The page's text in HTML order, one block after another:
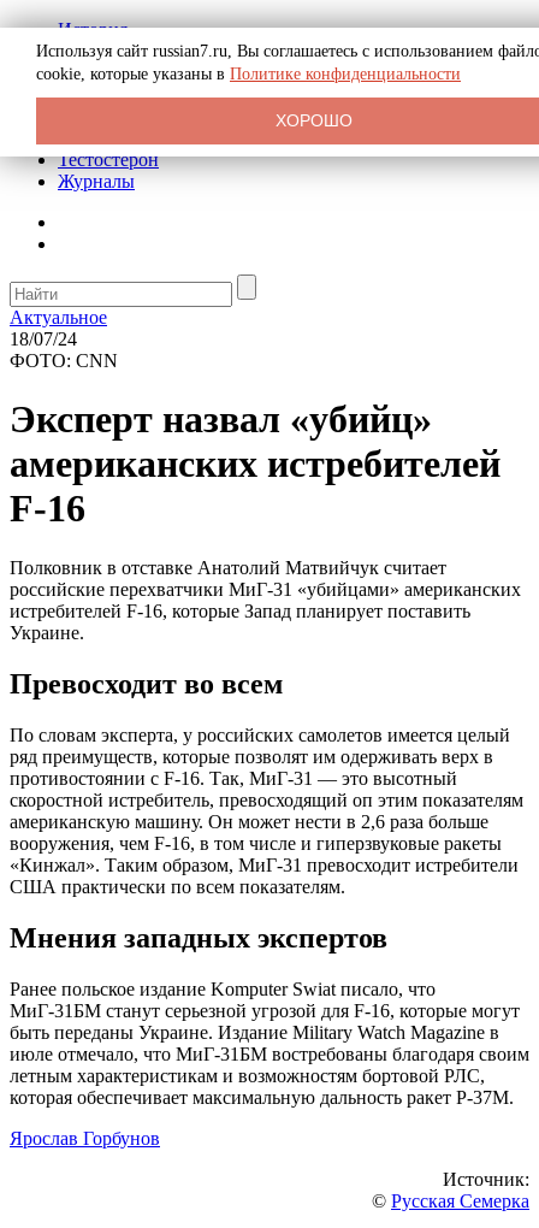
История
Биография
Криминал
Реклама на сайте
Тестостерон
Журналы
Актуальное
18/07/24
ФОТО: CNN
Эксперт назвал «убийц»
американских истребителей
F-16
Полковник в отставке Анатолий Матвийчук считает
российские перехватчики МиГ-31 «убийцами» американских
истребителей F-16, которые Запад планирует поставить
Украине.
Превосходит во всем
По словам эксперта, у российских самолетов имеется целый
ряд преимуществ, которые позволят им одерживать верх в
противостоянии с F-16. Так, МиГ-31 — это высотный
скоростной истребитель, превосходящий оп этим показателям
американскую машину. Он может нести в 2,6 раза больше
вооружения, чем F-16, в том числе и гиперзвуковые ракеты
«Кинжал». Таким образом, МиГ-31 превосходит истребители
США практически по всем показателям.
Мнения западных экспертов
Ранее польское издание Komputer Swiat писало, что
МиГ-31БМ станут серьезной угрозой для F-16, которые могут
быть переданы Украине. Издание Military Watch Magazine в
июле отмечало, что МиГ-31БМ востребованы благодаря своим
летным характеристикам и возможностям бортовой РЛС,
которая обеспечивает максимальную дальность ракет Р-37М.
Ярослав Горбунов
Источник:
© Русская Семерка
Используя сайт russian7.ru, Вы соглашаетесь с использованием
cookie, которые указаны в Политике конфиденциальности
ХОРОШО